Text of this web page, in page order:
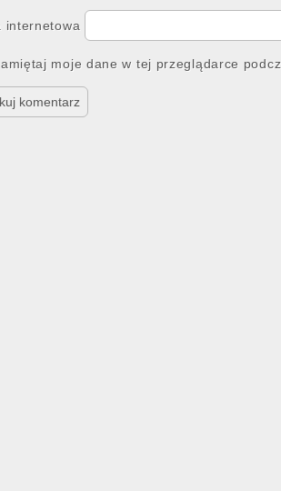
internetowa
moje dane w tej przeglądarce